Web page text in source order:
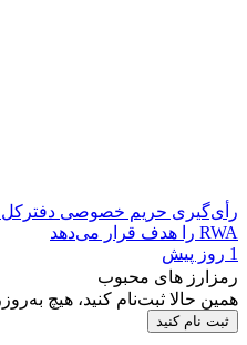
RWA را هدف قرار می‌دهد
1 روز پیش
رمزارز های محبوب
همین حالا ثبت‌نام کنید، هیچ
ثبت نام کنید